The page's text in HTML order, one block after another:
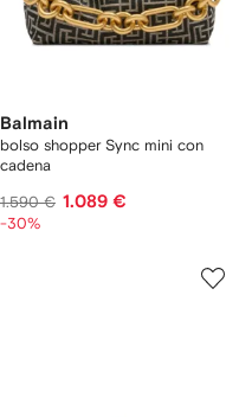
Balmain
bolso shopper Sync mini con
cadena
1.590 € 1.089 €
-30%